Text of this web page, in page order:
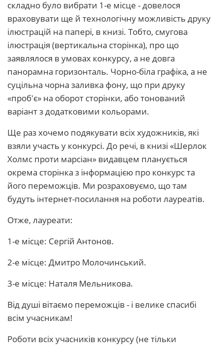
складно було вибрати 1-е місце - довелося
враховувати ще й технологічну можливість друку
ілюстрацій на папері, в книзі. Тобто, смугова
ілюстрація (вертикальна сторінка), про що
заявлялося в умовах конкурсу, а не довга
панорамна горизонталь. Чорно-біла графіка, а не
суцільна чорна заливка фону, що при друку
«проб'є» на оборот сторінки, або тонований
варіант з додатковими кольорами.
Ще раз хочемо подякувати всіх художників, які
взяли участь у конкурсі. До речі, в книзі «Шерлок
Холмс проти марсіан» видавцем планується
окрема сторінка з інформацією про конкурс та
його переможців. Ми розраховуємо, що там
будуть інтернет-посилання на роботи лауреатів.
Отже, лауреати:
1-е місце: Сергій Антонов.
2-е місце: Дмитро Молочинський.
3-е місце: Наталя Мельникова.
Від душі вітаємо переможців - і велике спасибі
всім учасникам!
Роботи всіх учасників конкурсу (не тільки